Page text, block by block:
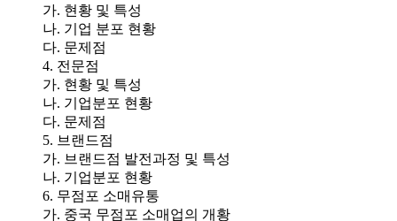
가. 현황 및 특성
나. 기업 분포 현황
다. 문제점
4. 전문점
가. 현황 및 특성
나. 기업분포 현황
다. 문제점
5. 브랜드점
가. 브랜드점 발전과정 및 특성
나. 기업분포 현황
6. 무점포 소매유통
가. 중국 무점포 소매업의 개황